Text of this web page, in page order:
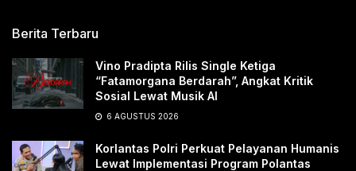
Berita Terbaru
Vino Pradipta Rilis Single Ketiga
“Fatamorgana Berdarah”, Angkat Kritik
Sosial Lewat Musik AI
6 AGUSTUS 2026
Korlantas Polri Perkuat Pelayanan Humanis
Lewat Implementasi Program Polantas